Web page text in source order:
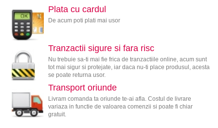
Plata cu cardul
De acum poti plati mai usor
Tranzactii sigure si fara risc
Nu trebuie sa-ti mai fie frica de tranzactiile online, acum sunt
tot mai sigur si protejate, iar daca nu-ti place produsul, acesta
se poate returna usor.
Transport oriunde
Livram comanda ta oriunde te-ai afla. Costul de livrare
variaza in functie de valoarea comenzii si poate fi chiar
gratuit.